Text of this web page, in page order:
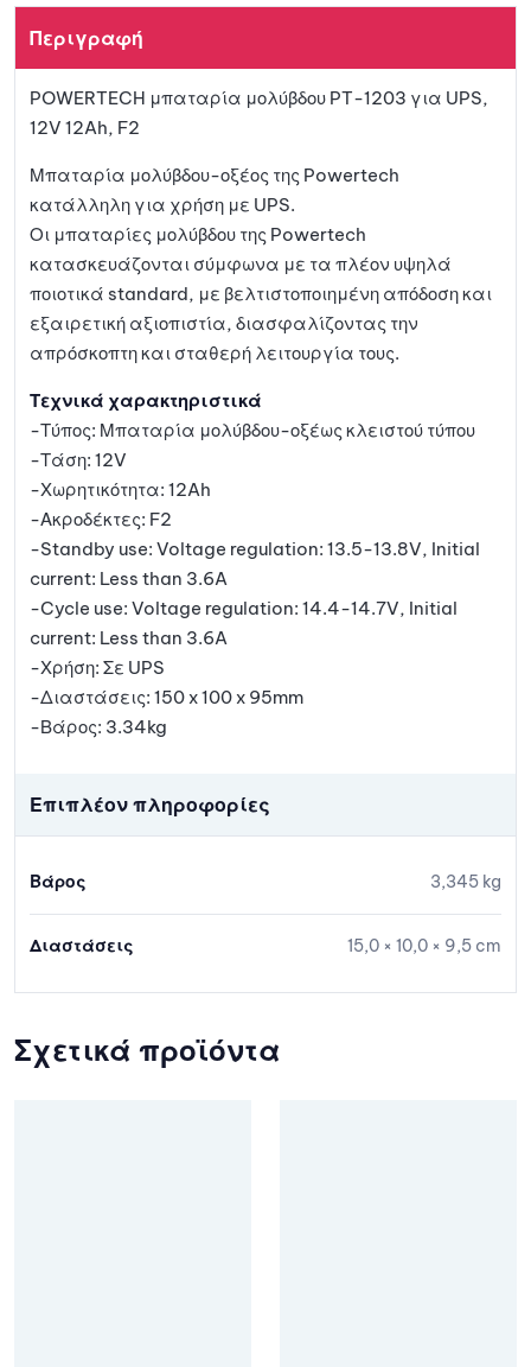
αγαπη
Περιγραφή
POWERTECH μπαταρία μολύβδου PT-1203 για UPS,
12V 12Ah, F2
Μπαταρία μολύβδου-οξέος της Powertech
κατάλληλη για χρήση με UPS.
Οι μπαταρίες μολύβδου της Powertech
κατασκευάζονται σύμφωνα με τα πλέον υψηλά
ποιοτικά standard, με βελτιστοποιημένη απόδοση και
εξαιρετική αξιοπιστία, διασφαλίζοντας την
απρόσκοπτη και σταθερή λειτουργία τους.
Τεχνικά χαρακτηριστικά
-Τύπος: Μπαταρία μολύβδου-οξέως κλειστού τύπου
-Τάση: 12V
-Χωρητικότητα: 12Ah
-Ακροδέκτες: F2
-Standby use: Voltage regulation: 13.5-13.8V, Initial
current: Less than 3.6A
-Cycle use: Voltage regulation: 14.4-14.7V, Initial
current: Less than 3.6A
-Χρήση: Σε UPS
-Διαστάσεις: 150 x 100 x 95mm
-Βάρος: 3.34kg
Επιπλέον πληροφορίες
Βάρος 3,345 kg
Διαστάσεις 15,0 × 10,0 × 9,5 cm
Σχετικά προϊόντα